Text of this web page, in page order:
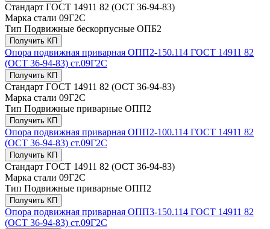
Стандарт ГОСТ 14911 82 (ОСТ 36-94-83)
Марка стали 09Г2С
Тип Подвижные бескорпусные ОПБ2
Получить КП
Опора подвижная приварная ОПП2-150.114 ГОСТ 14911 82
(ОСТ 36-94-83) ст.09Г2С
Получить КП
Стандарт ГОСТ 14911 82 (ОСТ 36-94-83)
Марка стали 09Г2С
Тип Подвижные приварные ОПП2
Получить КП
Опора подвижная приварная ОПП2-100.114 ГОСТ 14911 82
(ОСТ 36-94-83) ст.09Г2С
Получить КП
Стандарт ГОСТ 14911 82 (ОСТ 36-94-83)
Марка стали 09Г2С
Тип Подвижные приварные ОПП2
Получить КП
Опора подвижная приварная ОПП3-150.114 ГОСТ 14911 82
(ОСТ 36-94-83) ст.09Г2С